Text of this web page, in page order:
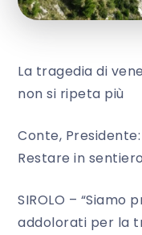
La tragedia di
non si ripeta più
Conte,
Restare in
SIROLO –
addolorati per la